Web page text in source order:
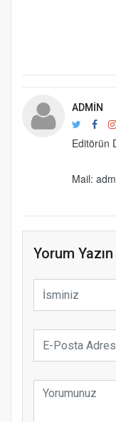
ADMIN
Editörün
Mail:
Yorum Yazın